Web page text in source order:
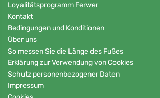
Loyalitätsprogramm Ferwer
Kontakt
Bedingungen und Konditionen
Über uns
So messen Sie die Länge des Fußes
Erklärung zur Verwendung von Cookies
Schutz personenbezogener Daten
Impressum